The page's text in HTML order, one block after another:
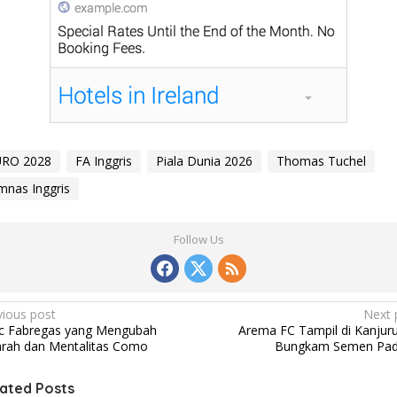
2028 FA Inggris Piala Dunia 2026
Thomas Tuchel
Inggris
Follow Us
post
Fabregas yang Mengubah
dan Mentalitas Como
Next
Arema FC Tampil di
Bungkam Semen
Posts